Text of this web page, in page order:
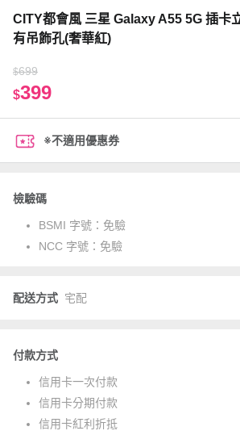
CITY都會風 三星 Galaxy A55 5G 插卡
有吊飾孔(奢華紅)
$699
$399
※不適用優惠券
檢驗碼
BSMI 字號： 免驗
NCC 字號： 免驗
配送方式 宅配
付款方式
信用卡一次付款
信用卡分期付款
信用卡紅利折抵